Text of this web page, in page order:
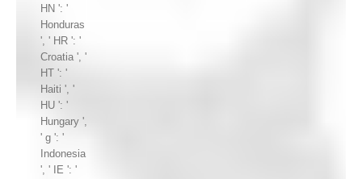
HN ': '
Honduras
', ' HR ': '
Croatia ', '
HT ': '
Haiti ', '
HU ': '
Hungary ',
' g ': '
Indonesia
', ' IE ': '